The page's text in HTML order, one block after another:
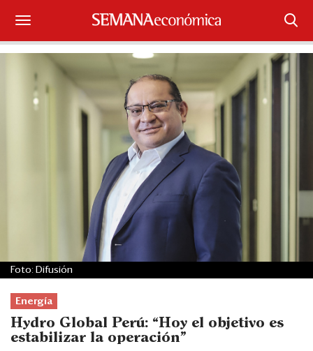
Suscríbase
Iniciar sesión
¿Qué está pasando?
Sectores y Empresas
Management
Economía y Finanzas
Legal y Política
Eventos
Blogs
Energía
Hydro Global Perú: “Hoy el objetivo es
estabilizar la operación”
Foto: Difusión